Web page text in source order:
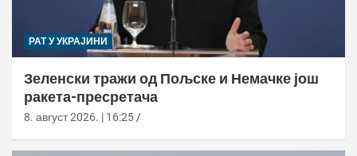
РАТ У УКРАЈИНИ
Зеленски тражи од Пољске и Немачке још
ракета-пресретача
8. август 2026. | 16:25